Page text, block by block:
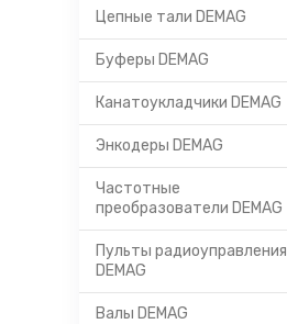
Цепные тали DEMAG
Буферы DEMAG
Канатоукладчики DEMAG
Энкодеры DEMAG
Частотные
преобразователи DEMAG
Пульты радиоуправления
DEMAG
Валы DEMAG